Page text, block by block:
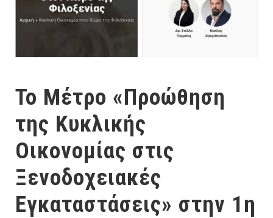
To Μέτρο «Προώθηση
της Κυκλικής
Οικονομίας στις
Ξενοδοχειακές
Εγκαταστάσεις» στην 1η